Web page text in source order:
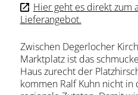
Stadtführungen
Erlebnisse
Wein
Kultur
Hier geht es direkt zum
Lieferangebot.
Zwischen Degerlocher
Marktplatz ist das
Haus zurecht der
kommen Ralf Kuhn nicht in